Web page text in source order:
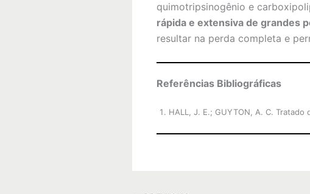
quimotripsinogênio e
rápida e extensiva de grandes
resultar na perda completa e
Referências Bibliográficas
HALL, J. E.; GUYTON, A. C. Tratado